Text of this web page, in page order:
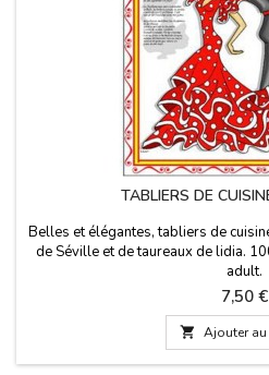
TABLIERS DE
Belles et élégantes, tabliers de
de Séville et de taureaux de lidia.
adult.
Prix
7,50 €
 Ajouter